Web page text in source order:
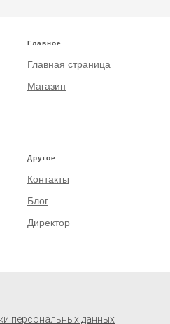
Главное
Главная страница
Магазин
Другое
Контакты
Блог
Директор
персональных данных